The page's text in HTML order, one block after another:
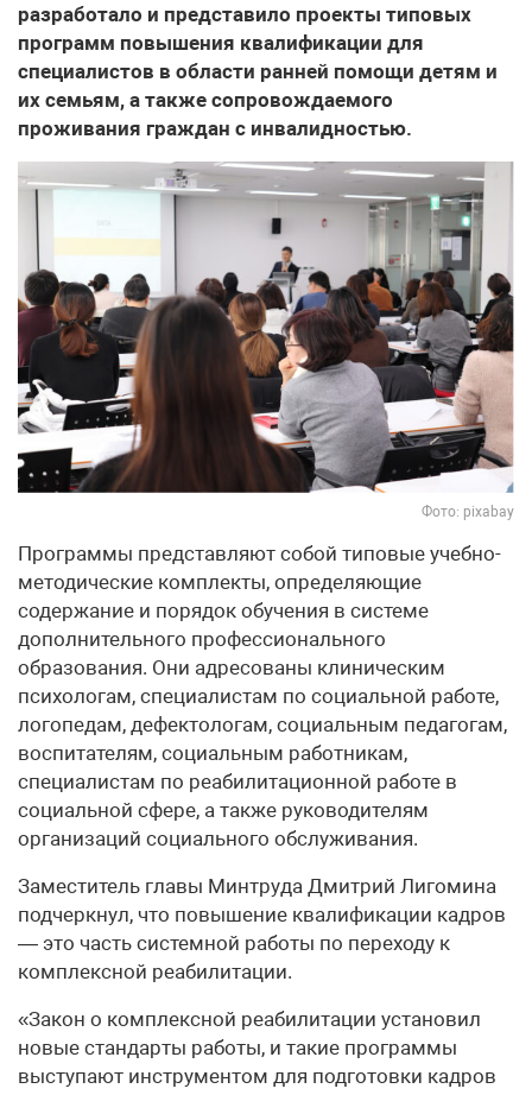
разработало и представило проекты типовых
программ повышения квалификации для
специалистов в области ранней помощи детям и
их семьям, а также сопровождаемого
проживания граждан с инвалидностью.
Фото: pixabay
Программы представляют собой типовые учебно-
методические комплекты, определяющие
содержание и порядок обучения в системе
дополнительного профессионального
образования. Они адресованы клиническим
психологам, специалистам по социальной работе,
логопедам, дефектологам, социальным педагогам,
воспитателям, социальным работникам,
специалистам по реабилитационной работе в
социальной сфере, а также руководителям
организаций социального обслуживания.
Заместитель главы Минтруда Дмитрий Лигомина
подчеркнул, что повышение квалификации кадров
— это часть системной работы по переходу к
комплексной реабилитации.
«Закон о комплексной реабилитации установил
новые стандарты работы, и такие программы
выступают инструментом для подготовки кадров